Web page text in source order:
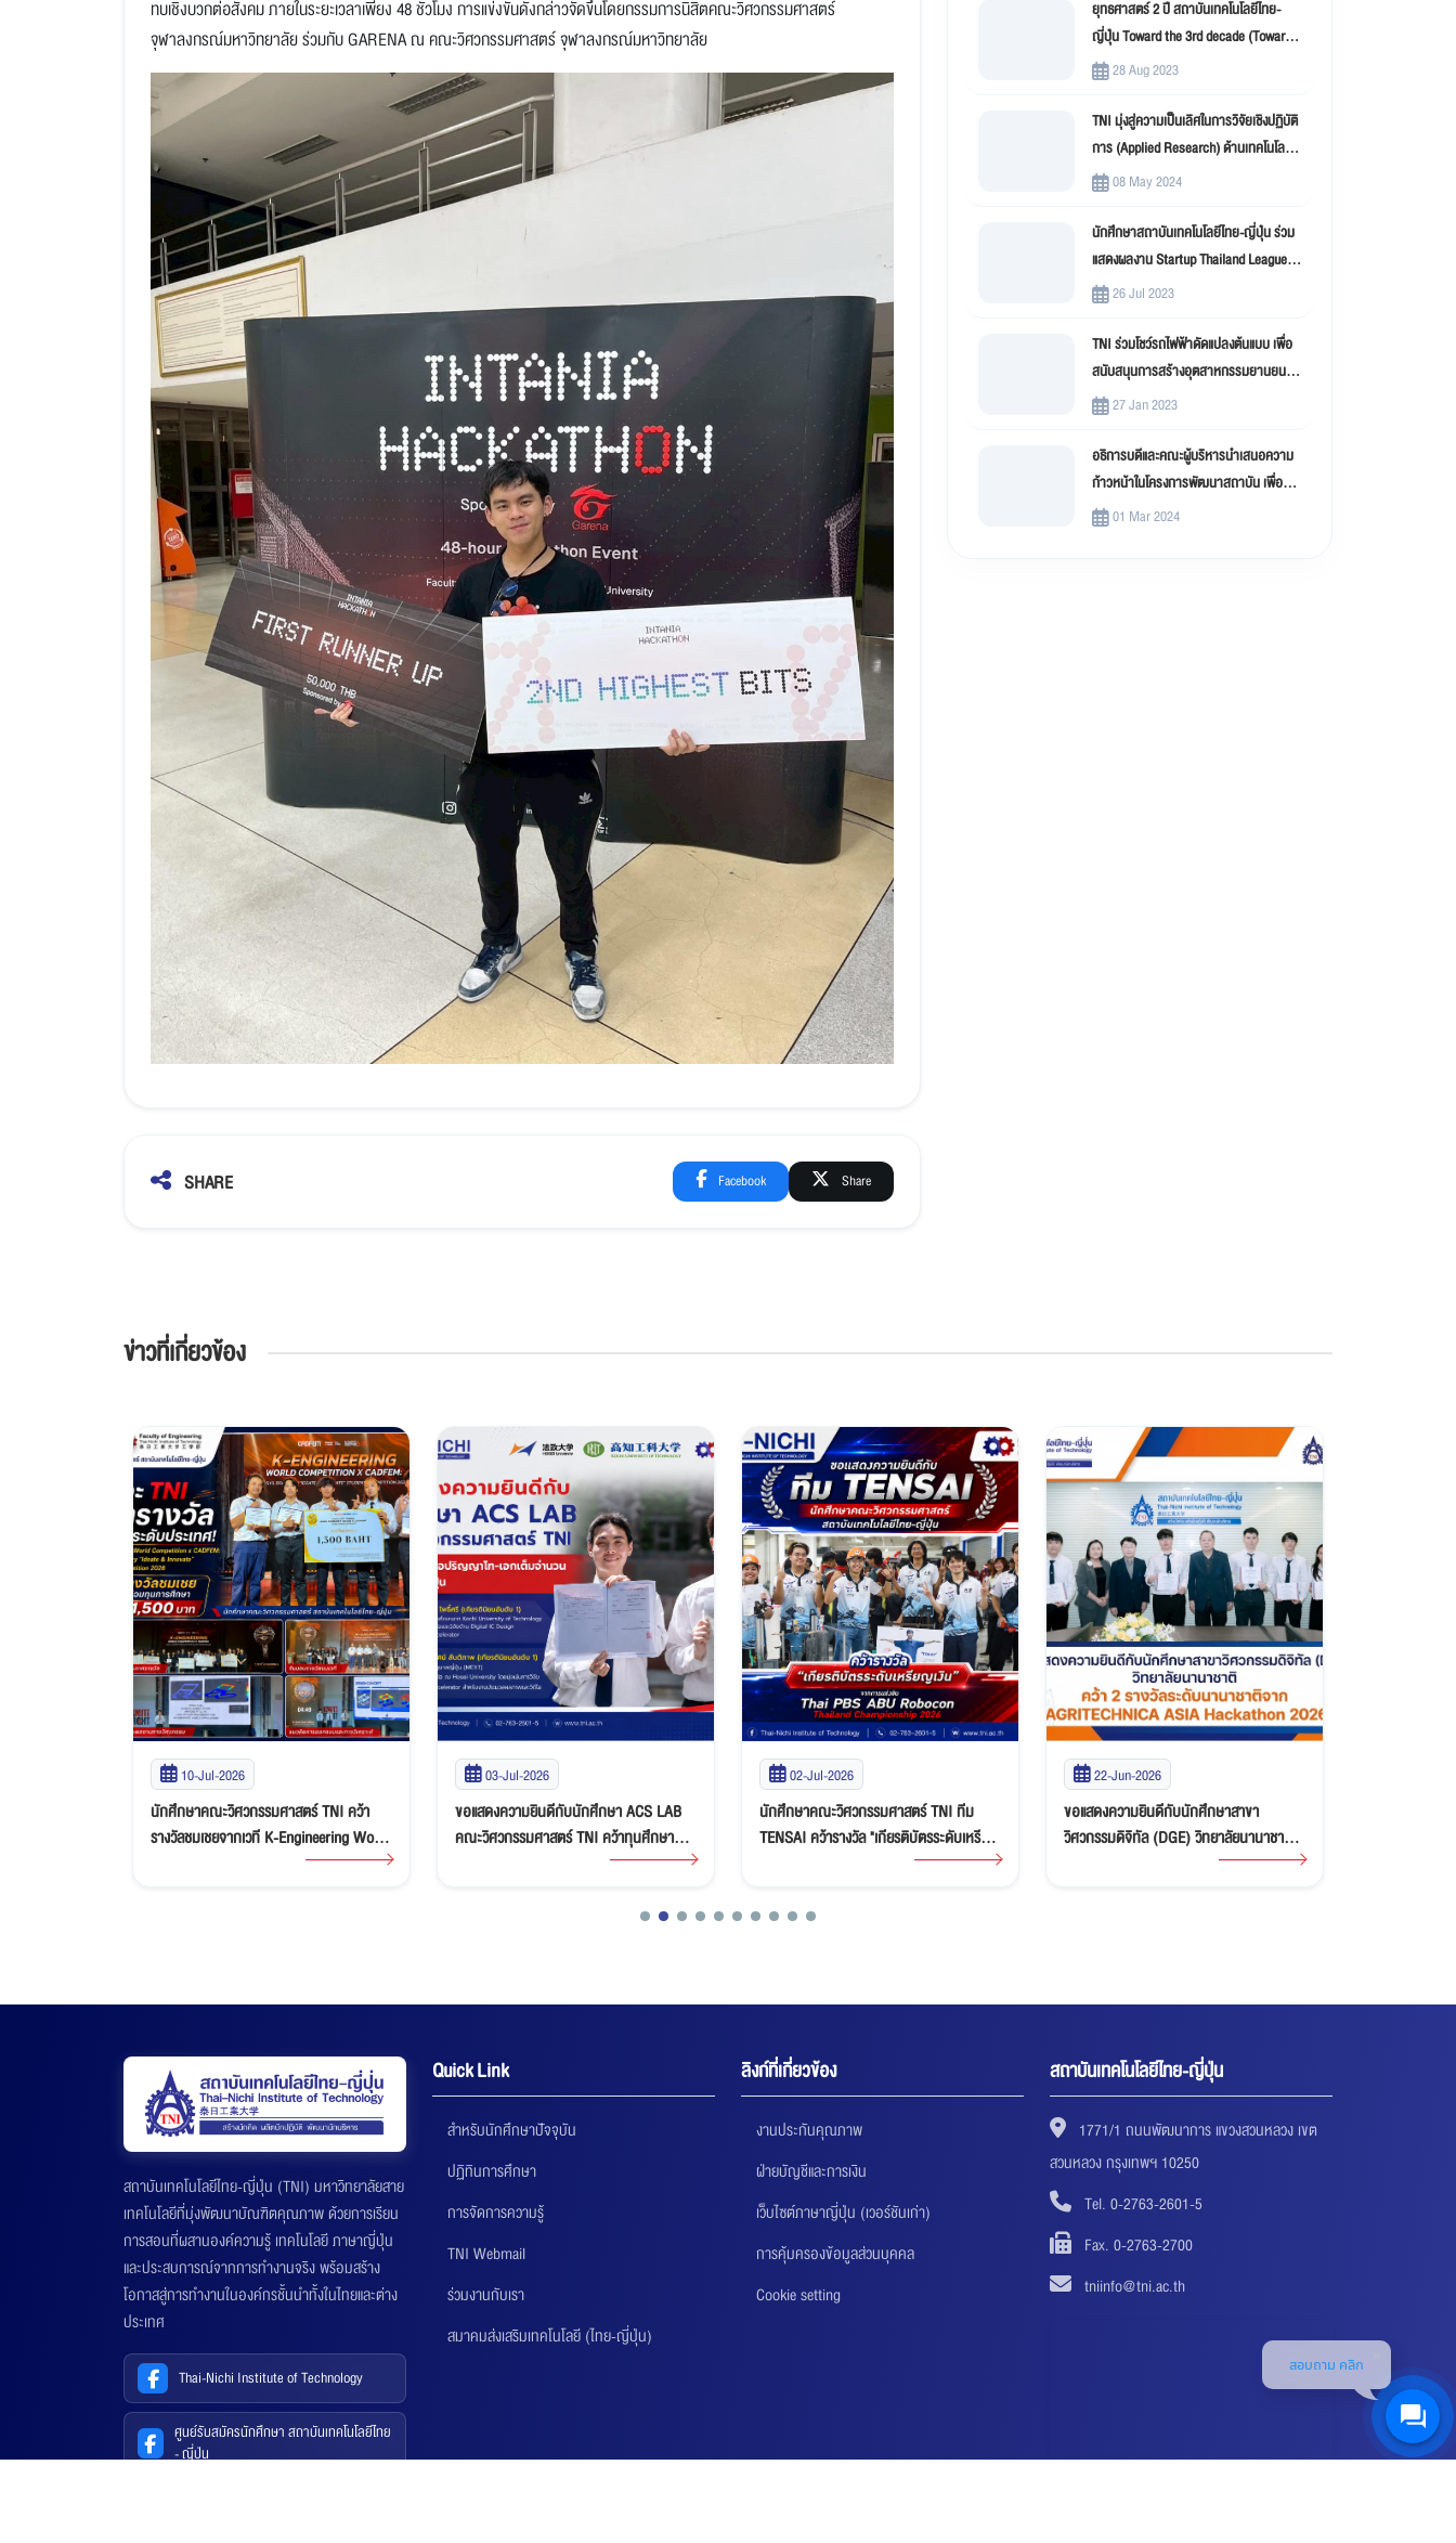
ทบเชิงบวกต่อสังคม ภายในระยะเวลาเพียง 48 ชั่วโมง การแข่งขันดังกล่าวจัดขึ้นโดยกรรมการนิสิตคณะวิศวกรรมศาสตร์
จุฬาลงกรณ์มหาวิทยาลัย ร่วมกับ GARENA ณ คณะวิศวกรรมศาสตร์ จุฬาลงกรณ์มหาวิทยาลัย
SHARE Facebook Share
ยุทธศาสตร์ 2 ปี สถาบันเทคโนโลยีไทย-
ญี่ปุ่น Toward the 3rd decade (Toward
New Innovation –TNI)
28 Aug 2023
TNI มุ่งสู่ความเป็นเลิศในการวิจัยเชิงปฏิบัติ
การ (Applied Research) ด้านเทคโนโลยี
สารสนเทศ
08 May 2024
นักศึกษาสถาบันเทคโนโลยีไทย-ญี่ปุ่น ร่วม
แสดงผลงาน Startup Thailand League
202326 Jul 2023
TNI ร่วมโชว์รถไฟฟ้าดัดแปลงต้นแบบ เพื่อ
สนับสนุนการสร้างอุตสาหกรรมยานยนต์
ไฟฟ้าดัดแปลง (EV Conversion)
27 Jan 2023
อธิการบดีและคณะผู้บริหารนำเสนอความ
ก้าวหน้าในโครงการพัฒนาสถาบัน เพื่อขับ
เคลื่อน สถาบันเทคโนโลยีไทย-ญี่ปุ่น (TNI)
01 Mar 2024
ข่าวที่เกี่ยวข้อง
10-Jul-2026
นักศึกษาคณะวิศวกรรมศาสตร์ TNI คว้า
รางวัลชมเชยจากเวที K-Engineering World
Competition x CADFEM: Ansys
03-Jul-2026
ขอแสดงความยินดีกับนักศึกษา ACS LAB
คณะวิศวกรรมศาสตร์ TNI คว้าทุนศึกษาต่อ
ปริญญาโท-เอกเต็มจำนวน ณ ประเทศญี่ปุ่น
02-Jul-2026
นักศึกษาคณะวิศวกรรมศาสตร์ TNI ทีม
TENSAI คว้ารางวัล "เกียรติบัตรระดับเหรียญ
เงิน" ศึกหุ่นยนต์ Thai PBS ABU Robocon
22-Jun-2026
ขอแสดงความยินดีกับนักศึกษาสาขา
วิศวกรรมดิจิทัล (DGE) วิทยาลัยนานาชาติ
คว้า 2 รางวัลระดับนานาชาติจาก
สถาบันเทคโนโลยีไทย-ญี่ปุ่น (TNI) มหาวิทยาลัยสาย
เทคโนโลยีที่มุ่งพัฒนาบัณฑิตคุณภาพ ด้วยการเรียน
การสอนที่ผสานองค์ความรู้ เทคโนโลยี ภาษาญี่ปุ่น
และประสบการณ์จากการทำงานจริง พร้อมสร้าง
โอกาสสู่การทำงานในองค์กรชั้นนำทั้งในไทยและต่าง
ประเทศ
Thai-Nichi Institute of Technology
ศูนย์รับสมัครนักศึกษา สถาบันเทคโนโลยีไทย
- ญี่ปุ่น
Quick Link
สำหรับนักศึกษาปัจจุบัน
ปฏิทินการศึกษา
การจัดการความรู้
TNI Webmail
ร่วมงานกับเรา
สมาคมส่งเสริมเทคโนโลยี (ไทย-ญี่ปุ่น)
ลิงก์ที่เกี่ยวข้อง
งานประกันคุณภาพ
ฝ่ายบัญชีและการเงิน
เว็บไซต์ภาษาญี่ปุ่น (เวอร์ชันเก่า)
การคุ้มครองข้อมูลส่วนบุคคล
Cookie setting
สถาบันเทคโนโลยีไทย-ญี่ปุ่น
1771/1 ถนนพัฒนาการ แขวงสวนหลวง เขต
สวนหลวง กรุงเทพฯ 10250
Tel. 0-2763-2601-5
Fax. 0-2763-2700
tniinfo@tni.ac.th
สอบถาม คลิก